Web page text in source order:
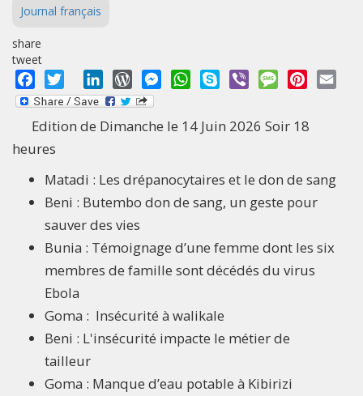
Journal français
share
tweet
Facebook
Twitter LinkedInWordPressMessengerWhatsApp
Skype Viber MessagePinterest
Edition de Dimanche le 14 Juin 2026 Soir 18
heures
Matadi : Les drépanocytaires et le don de sang
Beni : Butembo don de sang, un geste pour
sauver des vies
Bunia : Témoignage d’une femme dont les six
membres de famille sont décédés du virus
Ebola
Goma : Insécurité à walikale
Beni : L'insécurité impacte le métier de
tailleur
Goma : Manque d’eau potable à Kibirizi